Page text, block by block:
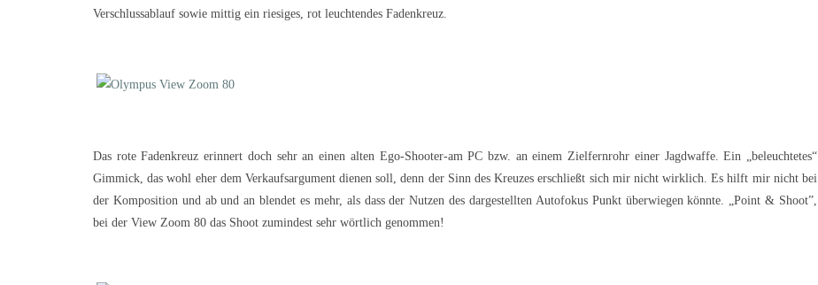
Verschlussablauf sowie mittig ein riesiges, rot leuchtendes Fadenkreuz.
Das rote Fadenkreuz erinnert doch sehr an einen alten Ego-Shooter-am PC bzw. an einem Zielfernrohr einer Jagdwaffe. Ein „beleuchtetes“
Gimmick, das wohl eher dem Verkaufsargument dienen soll, denn der Sinn des Kreuzes erschließt sich mir nicht wirklich. Es hilft mir nicht bei
der Komposition und ab und an blendet es mehr, als dass der Nutzen des dargestellten Autofokus Punkt überwiegen könnte. „Point & Shoot”,
bei der View Zoom 80 das Shoot zumindest sehr wörtlich genommen!